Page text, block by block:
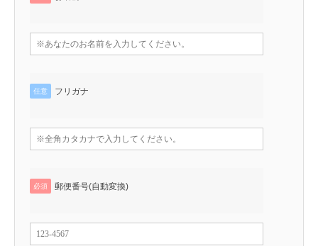
任意 フリガナ
必須 郵便番号(自動変換)